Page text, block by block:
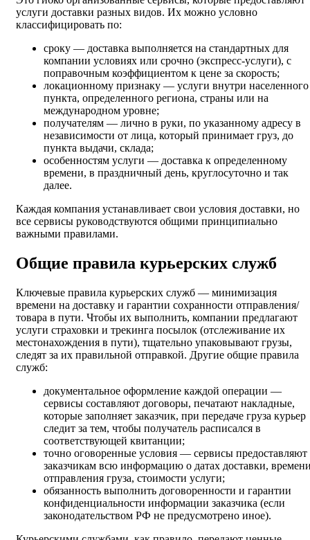
услуги доставки разных видов. Их можно условно
классифицировать по:
сроку — доставка выполняется на стандартных для
компании условиях или срочно (экспресс-услуги), с
поправочным коэффициентом к цене за скорость;
локационному признаку — услуги внутри населенного
пункта, определенного региона, страны или на
международном уровне;
получателям — лично в руки, по указанному адресу в
независимости от лица, который принимает груз, до
пункта выдачи, склада;
особенностям услуги — доставка к определенному
времени, в праздничный день, круглосуточно и так
далее.
Каждая компания устанавливает свои условия доставки, но
все сервисы руководствуются общими принципиально
важными правилами.
Общие правила курьерских служб
Ключевые правила курьерских служб — минимизация
времени на доставку и гарантии сохранности отправления/
товара в пути. Чтобы их выполнить, компании предлагают
услуги страховки и трекинга посылок (отслеживание их
местонахождения в пути), тщательно упаковывают грузы,
следят за их правильной отправкой. Другие общие правила
служб:
документальное оформление каждой операции —
сервисы составляют договоры, печатают накладные,
которые заполняет заказчик, при передаче груза курьер
следит за тем, чтобы получатель расписался в
соответствующей квитанции;
точно оговоренные условия — сервисы предоставляют
заказчикам всю информацию о датах доставки,
отправления груза, стоимости услуги;
обязанность выполнить договоренности и гарантии
конфиденциальности информации заказчика (если
законодательством РФ не предусмотрено иное).